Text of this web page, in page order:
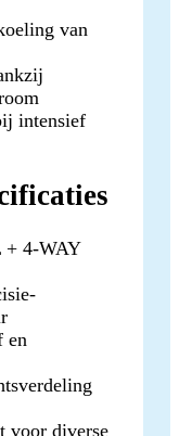
van
intensief
4-WAY
en
voor diverse